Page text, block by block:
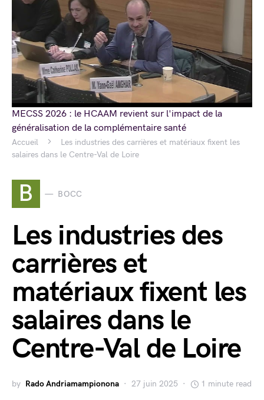
Accueil
Les industries des carrières et matériaux fixent les
salaires dans le Centre-Val de Loire
B BOCC
Les industries des
carrières et
matériaux fixent les
salaires dans le
Centre-Val de Loire
by Rado Andriamampionona 27 juin 2025 1 minute read
MECSS 2026 : le HCAAM revient sur l'impact de la
généralisation de la complémentaire santé